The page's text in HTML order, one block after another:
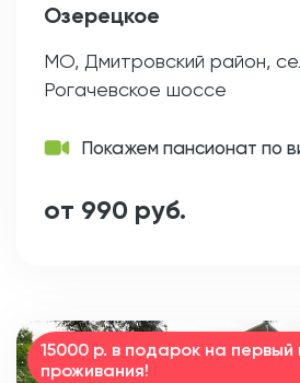
Озерецкое
МО, Дмитровский район,
Рогачевское шоссе
Покажем пансионат по
от 990 руб.
15000 р. в подарок на первый
проживания!